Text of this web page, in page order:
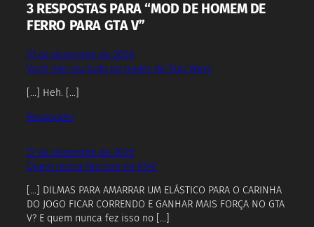
3 RESPOSTAS PARA “MOD DE HOMEM DE
FERRO PARA GTA V”
27 de dezembro de 2020
Você não viu tudo no trailer de Star Wars
[…] Heh. […]
Responder
27 de dezembro de 2020
Quem nunca fez isso no PS4?
[…] DILMAS PARA AMARRAR UM ELÁSTICO PARA O CARINHA
DO JOGO FICAR CORRENDO E GANHAR MAIS FORÇA NO GTA
V? E quem nunca fez isso no […]